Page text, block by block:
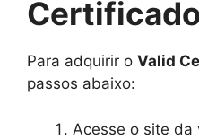
Para adquirir o Valid
passos abaixo:
Acesse o site da